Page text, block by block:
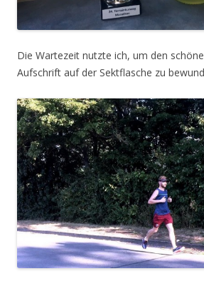
Die Wartezeit nutzte ich, um den
Aufschrift auf der Sektflasche zu